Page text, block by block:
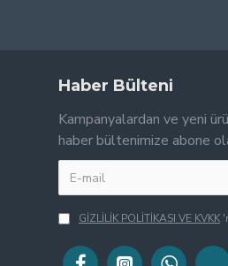
Haber Bülteni
Kampanyalardan ve yeni
haber bültenimize abone
GİZLİLİK POLİTİKASI VE KVKK